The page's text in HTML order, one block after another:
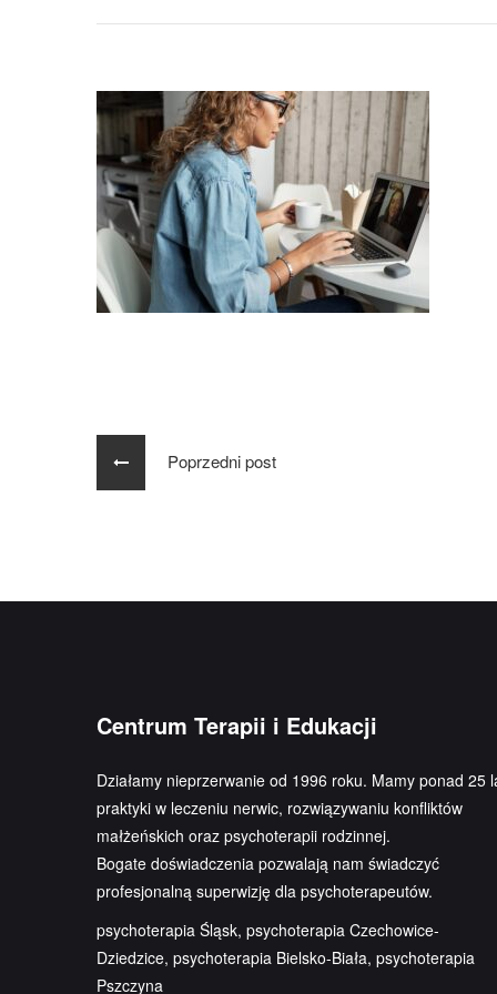
Poprzedni post
Centrum Terapii i Edukacji
Działamy nieprzerwanie od 1996 roku. Mamy ponad 25
praktyki w leczeniu nerwic, rozwiązywaniu konfliktów
małżeńskich oraz psychoterapii rodzinnej.
Bogate doświadczenia pozwalają nam świadczyć
profesjonalną superwizję dla psychoterapeutów.
psychoterapia Śląsk, psychoterapia Czechowice-
Dziedzice, psychoterapia Bielsko-Biała, psychoterapia
Pszczyna